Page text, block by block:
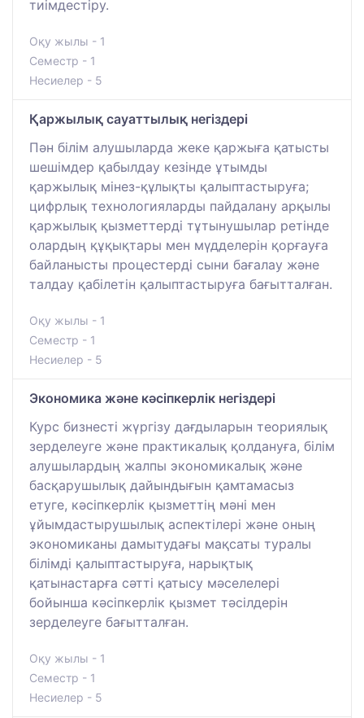
тиімдестіру.
Оқу жылы - 1
Семестр - 1
Несиелер - 5
Қаржылық сауаттылық негіздері
Пән білім алушыларда жеке қаржыға қатысты
шешімдер қабылдау кезінде ұтымды
қаржылық мінез-құлықты қалыптастыруға;
цифрлық технологияларды пайдалану арқылы
қаржылық қызметтерді тұтынушылар ретінде
олардың құқықтары мен мүдделерін қорғауға
байланысты процестерді сыни бағалау және
талдау қабілетін қалыптастыруға бағытталған.
Оқу жылы - 1
Семестр - 1
Несиелер - 5
Экономика және кәсіпкерлік негіздері
Курс бизнесті жүргізу дағдыларын теориялық
зерделеуге және практикалық қолдануға, білім
алушылардың жалпы экономикалық және
басқарушылық дайындығын қамтамасыз
етуге, кәсіпкерлік қызметтің мәні мен
ұйымдастырушылық аспектілері және оның
экономиканы дамытудағы мақсаты туралы
білімді қалыптастыруға, нарықтық
қатынастарға сәтті қатысу мәселелері
бойынша кәсіпкерлік қызмет тәсілдерін
зерделеуге бағытталған.
Оқу жылы - 1
Семестр - 1
Несиелер - 5